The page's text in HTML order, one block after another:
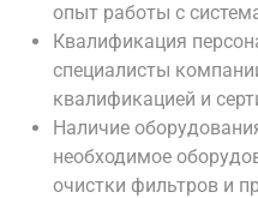
опыт работы с
Квалификация
специалисты
квалификацией и
Наличие
необходимое
очистки фильтров и